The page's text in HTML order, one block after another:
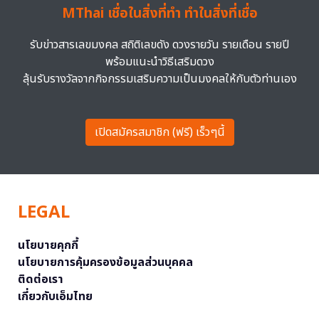
MThai เชื่อในสิ่งที่ทำ ทำในสิ่งที่เชื่อ
รับข่าวสารเลขมงคล สถิติเลขดัง ดวงรายวัน รายเดือน รายปี
พร้อมแนะนำวิธีเสริมดวง
ลุ้นรับรางวัลจากกิจกรรมเสริมความเป็นมงคลให้กับตัวท่านเอง
เปิดสมัครสมาชิก (ฟรี) เร็วๆนี้
LEGAL
นโยบายคุกกี้
นโยบายการคุ้มครองข้อมูลส่วนบุคคล
ติดต่อเรา
เกี่ยวกับเอ็มไทย